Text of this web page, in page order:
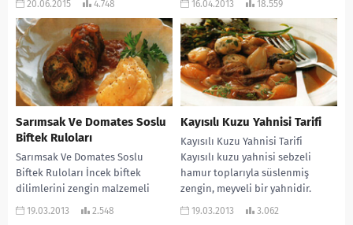
20.06.2015 4.748 16.04.2013 18.559
Sarımsak Ve Domates Soslu
Biftek Ruloları
Sarımsak Ve Domates Soslu
Biftek Ruloları İncek biftek
dilimlerini zengin malzemeli
dolguların etrafına sarma
19.03.2013 2.548
Kayısılı Kuzu Yahnisi Tarifi
Kayısılı Kuzu Yahnisi Tarifi
Kayısılı kuzu yahnisi sebzeli
hamur toplarıyla süslenmiş
zengin, meyveli bir yahnidir.
Fırında közlenmiş patates ve
19.03.2013 3.062